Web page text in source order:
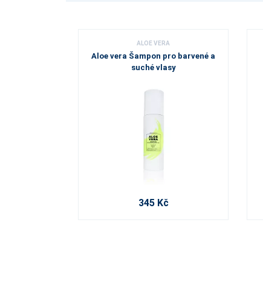
ALOE VERA
Aloe vera Šampon pro barvené a
suché vlasy
345 Kč